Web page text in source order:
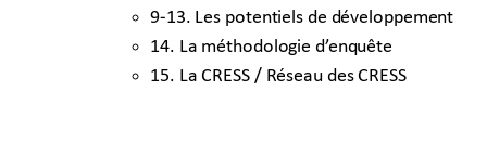
9-13. Les potentiels de développement
14. La méthodologie d’enquête
15. La CRESS / Réseau des CRESS